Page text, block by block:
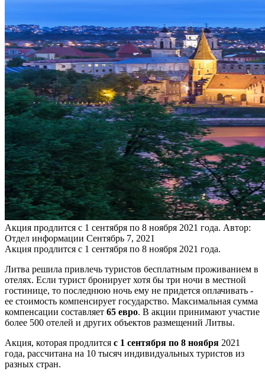
Акция продлится с 1 сентября по 8 ноября 2021 года. Автор:
Отдел информации Сентябрь 7, 2021
Акция продлится с 1 сентября по 8 ноября 2021 года.
Литва решила привлечь туристов бесплатным проживанием в
отелях. Если турист бронирует хотя бы три ночи в местной
гостинице, то последнюю ночь ему не придется оплачивать -
ее стоимость компенсирует государство. Максимальная сумма
компенсации составляет 65 евро. В акции принимают участие
более 500 отелей и других объектов размещений Литвы.
Акция, которая продлится с 1 сентября по 8 ноября 2021
года, рассчитана на 10 тысяч индивидуальных туристов из
разных стран.